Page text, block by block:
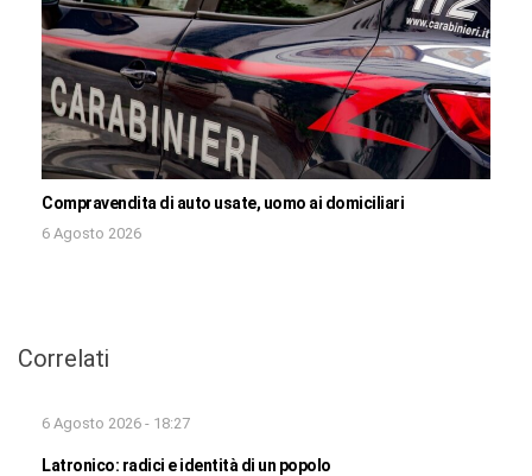
Compravendita di auto usate, uomo ai domiciliari
6 Agosto 2026
Correlati
6 Agosto 2026 - 18:27
Latronico: radici e identità di un popolo